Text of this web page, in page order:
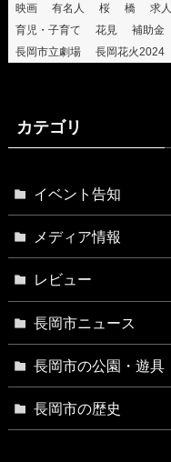
映画
有名人 桜 橋 求人
育児・子育て
花見 補助金
長岡市立劇場
長岡花火2024
カテゴリ
イベント告知
メディア情報
レビュー
長岡市ニュース
長岡市の公園・遊具
長岡市の歴史